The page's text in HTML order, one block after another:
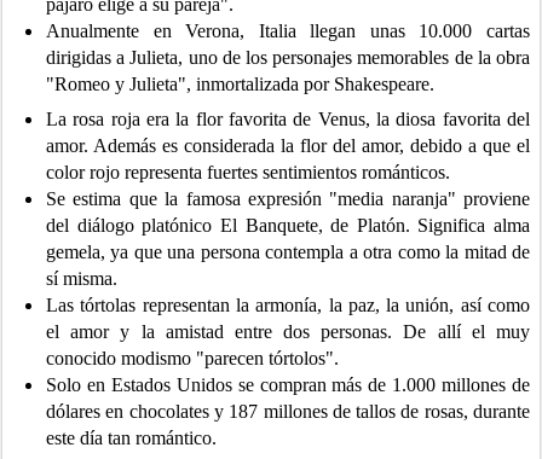
pájaro elige a su pareja".
Anualmente en Verona, Italia llegan unas 10.000 cartas
dirigidas a Julieta, uno de los personajes memorables de la obra
"Romeo y Julieta", inmortalizada por Shakespeare.
La rosa roja era la flor favorita de Venus, la diosa favorita del
amor. Además es considerada la flor del amor, debido a que el
color rojo representa fuertes sentimientos románticos.
Se estima que la famosa expresión "media naranja" proviene
del diálogo platónico El Banquete, de Platón. Significa alma
gemela, ya que una persona contempla a otra como la mitad de
sí misma.
Las tórtolas representan la armonía, la paz, la unión, así como
el amor y la amistad entre dos personas. De allí el muy
conocido modismo "parecen tórtolos".
Solo en Estados Unidos se compran más de 1.000 millones de
dólares en chocolates y 187 millones de tallos de rosas, durante
este día tan romántico.